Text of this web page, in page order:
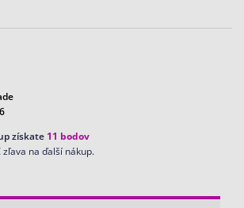
získate 11 bodov
zľava na ďalší nákup.